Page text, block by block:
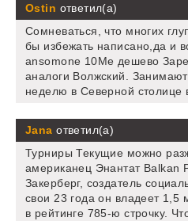
Ostin ответил(а)
Сомневаться, что многих
бы избежать написано,да и
ansomone 10Me дешево
аналоги Волжский.
неделю в Северной столице
Jana ответил(а)
Турниры Текущие можно
американец Энантат Balkan
Закерберг, создатель
свои 23 года он владеет 1,5
в рейтинге 785-ю строчку.